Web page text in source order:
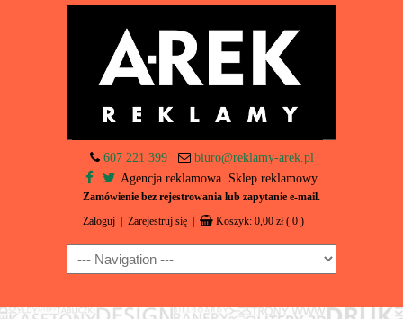
607 221 399
biuro@reklamy-arek.pl
Agencja reklamowa. Sklep reklamowy.
Zamówienie bez rejestrowania lub zapytanie e-mail.
Zaloguj Zarejestruj się Koszyk: 0,00 zł ( 0 )
Navigation